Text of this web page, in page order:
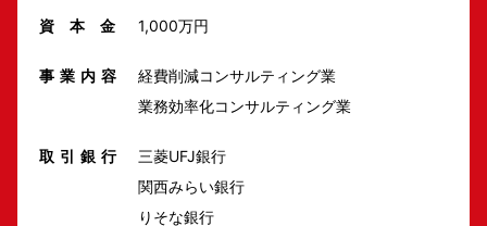
資 本 金 1,000万円
事業内容
経費削減コンサルティング業
業務効率化コンサルティング業
取引銀行
三菱UFJ銀行
関西みらい銀行
りそな銀行